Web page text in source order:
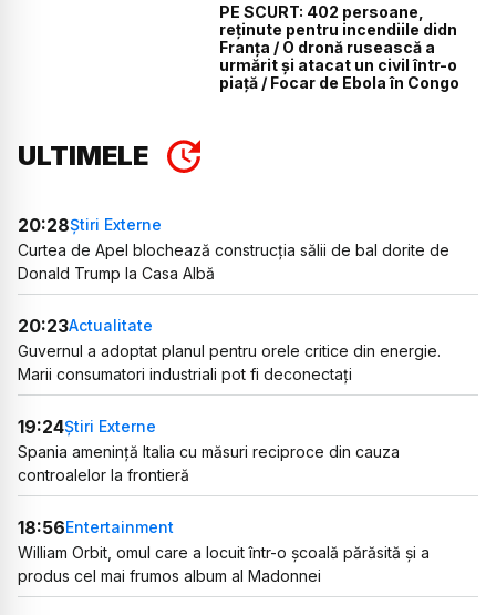
PE SCURT: 402 persoane,
reținute pentru incendiile didn
Franța / O dronă rusească a
urmărit și atacat un civil într-o
piață / Focar de Ebola în Congo
ULTIMELE
20:28Știri Externe
Curtea de Apel blochează construcția sălii de bal dorite de
Donald Trump la Casa Albă
20:23Actualitate
Guvernul a adoptat planul pentru orele critice din energie.
Marii consumatori industriali pot fi deconectați
19:24Știri Externe
Spania amenință Italia cu măsuri reciproce din cauza
controalelor la frontieră
18:56Entertainment
William Orbit, omul care a locuit într-o școală părăsită și a
produs cel mai frumos album al Madonnei